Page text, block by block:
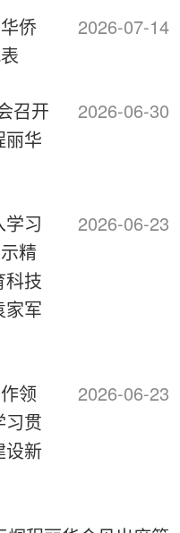
侨
2026-07-14
召开
丽华
2026-06-30
习
精
科技
家军
2026-06-23
领
习贯
设新
2026-06-23